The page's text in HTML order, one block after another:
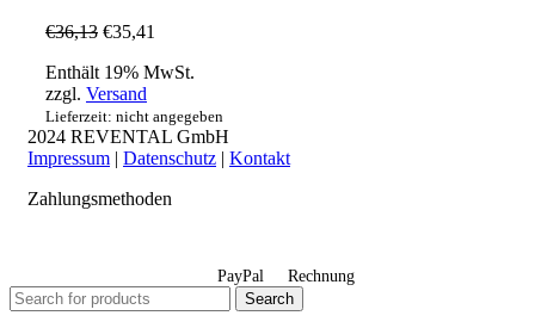
€36,13 €35,41
Enthält 19% MwSt.
zzgl. Versand
Lieferzeit: nicht angegeben
2024 REVENTAL GmbH
Impressum | Datenschutz | Kontakt
Zahlungsmethoden
PayPal Rechnung
Search